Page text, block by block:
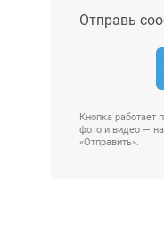
Отправь
Кнопка работает
фото и видео —
«Отправить».